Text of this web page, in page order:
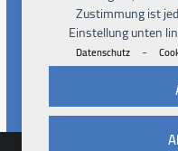
Zustimmung ist
Einstellung unten
Datenschutz -
©